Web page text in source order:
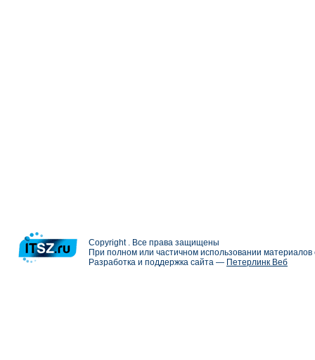
Copyright . Все права защищены
При полном или частичном использовании
Разработка и поддержка сайта — Петерлинк Веб